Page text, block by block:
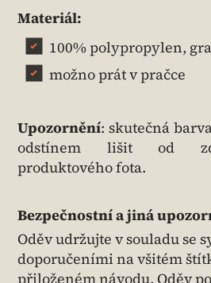
Materiál:
100% polypropylen,
možno prát v pračce
Upozornění: skutečná
odstínem lišit od
produktového fota.
Bezpečnostní a jiná
Oděv udržujte v souladu se
doporučeními na všitém
přiloženém návodu. Oděv